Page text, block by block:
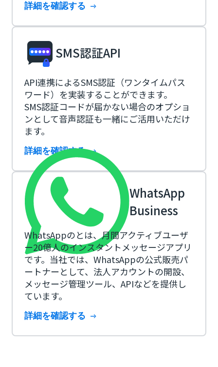
詳細を確認する
SMS認証API
API連携によるSMS認証（ワンタイムパス
ワード）を実装することができます。
SMS認証コードが届かない場合のオプショ
ンとして音声認証も一緒にご活用いただけ
ます。
詳細を確認する
WhatsApp
Business
WhatsAppのとは、月間アクティブユーザ
ー20億人のインスタントメッセージアプリ
です。当社では、WhatsAppの公式販売パ
ートナーとして、法人アカウントの開設、
メッセージ管理ツール、APIなどを提供し
ています。
詳細を確認する